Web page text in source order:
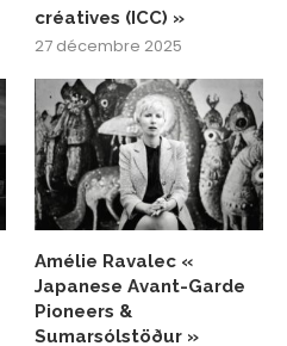
créatives (ICC) »
27 décembre 2025
Amélie Ravalec «
Japanese Avant-Garde
Pioneers &
Sumarsólstöður »